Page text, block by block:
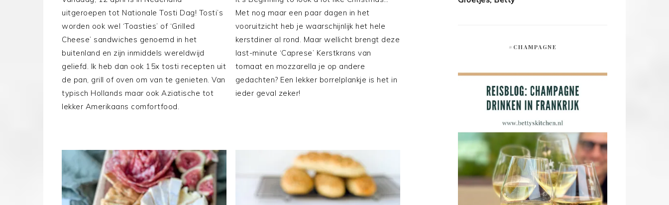
uitgeroepen tot Nationale Tosti Dag! Tosti’s
worden ook wel ‘Toasties’ of ‘Grilled
Cheese’ sandwiches genoemd in het
buitenland en zijn inmiddels wereldwijd
geliefd. Ik heb dan ook 15x tosti recepten uit
de pan, grill of oven om van te genieten. Van
typisch Hollands maar ook Aziatische tot
lekker Amerikaans comfortfood.
Met nog maar een paar dagen in het
vooruitzicht heb je waarschijnlijk het hele
kerstdiner al rond. Maar wellicht brengt deze
last-minute ‘Caprese’ Kerstkrans van
tomaat en mozzarella je op andere
gedachten? Een lekker borrelplankje is het in
ieder geval zeker!
#CHAMPAGNE